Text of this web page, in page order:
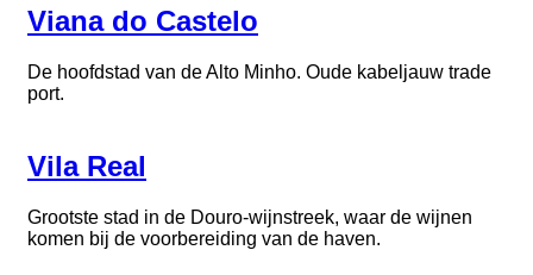
Viana do Castelo
De hoofdstad van de Alto Minho. Oude kabeljauw trade
port.
Vila Real
Grootste stad in de Douro-wijnstreek, waar de wijnen
komen bij de voorbereiding van de haven.